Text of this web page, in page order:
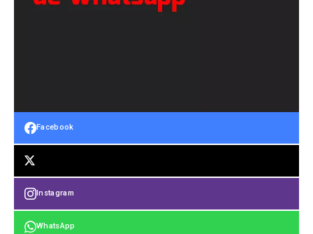
Facebook
Instagram
WhatsApp